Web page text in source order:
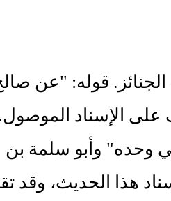
قوله: "عن
الإسناد
وحده" وأبو سلمة بن
هذا الحديث، وقد